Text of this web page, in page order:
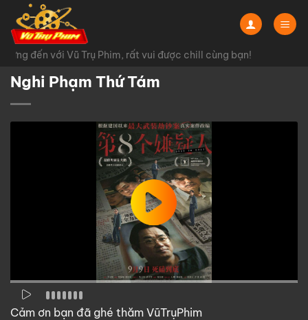
Chuyển
đến
nội
dungđến với Vũ Trụ Phim, rất vui được chill cùng bạn!
Nghi Phạm Thứ Tám
Cảm ơn bạn đã ghé thăm VũTrụPhim